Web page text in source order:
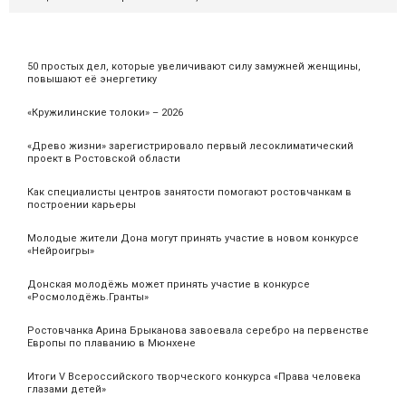
50 простых дел, которые увеличивают силу замужней женщины,
повышают её энергетику
«Кружилинские толоки» – 2026
«Древо жизни» зарегистрировало первый лесоклиматический
проект в Ростовской области
Как специалисты центров занятости помогают ростовчанкам в
построении карьеры
Молодые жители Дона могут принять участие в новом конкурсе
«Нейроигры»
Донская молодёжь может принять участие в конкурсе
«Росмолодёжь.Гранты»
Ростовчанка Арина Брыканова завоевала серебро на первенстве
Европы по плаванию в Мюнхене
Итоги V Всероссийского творческого конкурса «Права человека
глазами детей»